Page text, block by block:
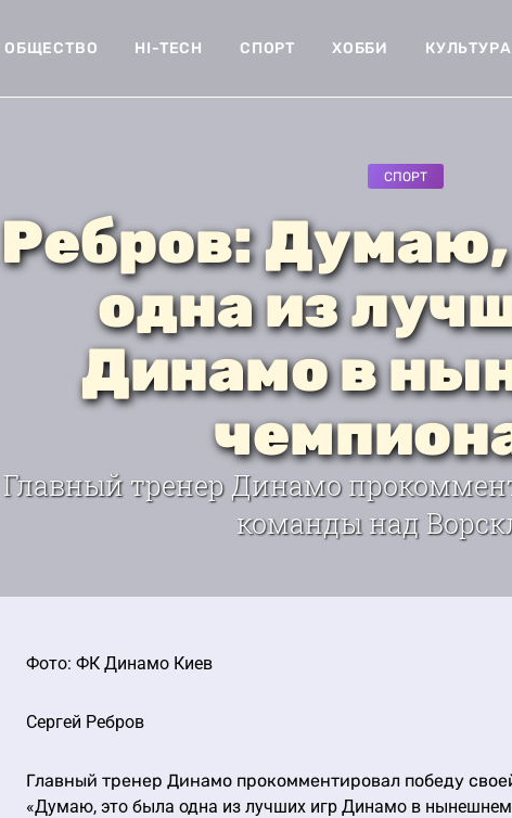
ОБЩЕСТВО HI-TECH СПОРТ ХОББИ КУЛЬТУРА
СПОРТ
Ребров:
одна из
Динамо в
Главный тренер Динамо
команды над
Фото: ФК Динамо Киев
Сергей Ребров
Главный тренер Динамо прокомментировал победу
«Думаю, это была одна из лучших игр Динамо в